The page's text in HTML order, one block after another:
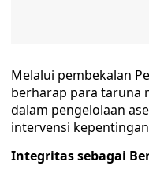
Melalui pembekalan
berharap para taruna
dalam pengelolaan
intervensi
Integritas sebagai